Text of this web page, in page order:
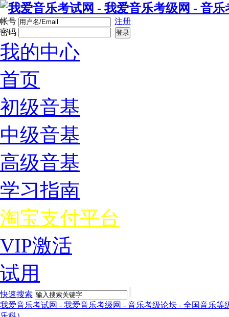
帐号
注册
密码
登录
我的中心
首页
初级音基
中级音基
高级音基
学习指南
淘宝支付平台
VIP激活
试用
快速搜索
我爱音乐考试网 - 我爱音乐考级网 - 音乐考级论坛 - 全国音乐等